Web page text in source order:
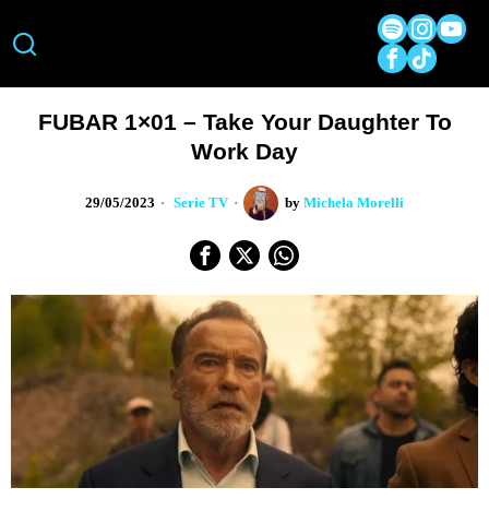
FUBAR 1×01 – Take Your Daughter To
Work Day
29/05/2023 Serie TV by Michela Morelli